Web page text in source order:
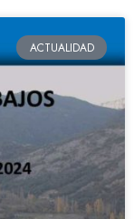
ACTUALIDAD